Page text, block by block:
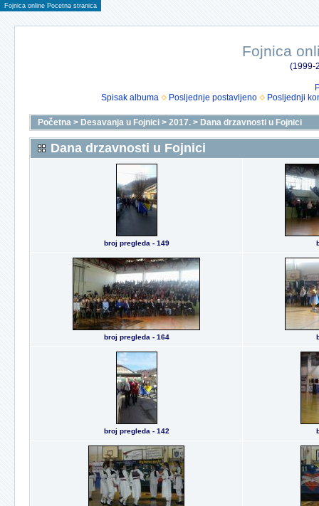
Fojnica online Pocetna stranica
Fojnica
(1999-
Spisak albuma
Posljednje postavljeno Posljednji
Početna > Desavanja u Fojnici > 2017. > Dana drzavnosti u Fojnici
Dana drzavnosti u Fojnici
broj pregleda - 149
broj pregleda - 164
broj pregleda - 142